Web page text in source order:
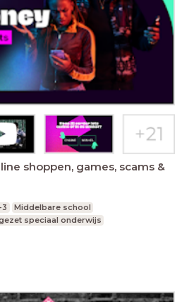
shoppen, games, scams &
Middelbare school
speciaal onderwijs